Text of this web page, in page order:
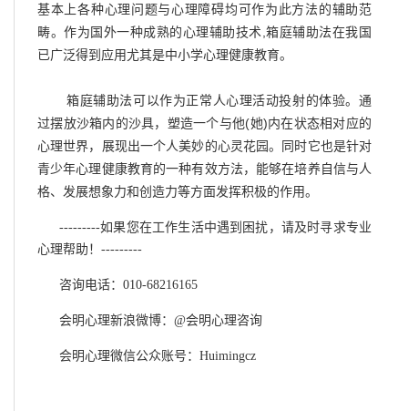
基本上各种心理问题与心理障碍均可作为此方法的辅助范
畴。作为国外一种成熟的心理辅助技术 箱庭辅助法在我国
已广泛得到应用尤其是中小学心理健康教育。
箱庭辅助法可以作为正常人心理活动投射的体验。通
过摆放沙箱内的沙具，塑造一个与他(她)内在状态相对应的
心理世界，展现出一个人美妙的心灵花园。同时它也是针对
青少年心理健康教育的一种有效方法，能够在培养自信与人
格、发展想象力和创造力等方面发挥积极的作用。
---------如果您在工作生活中遇到困扰，请及时寻求专业
心理帮助！---------
咨询电话：010-68216165
会明心理新浪微博：@会明心理咨询
会明心理微信公众账号：Huimingcz